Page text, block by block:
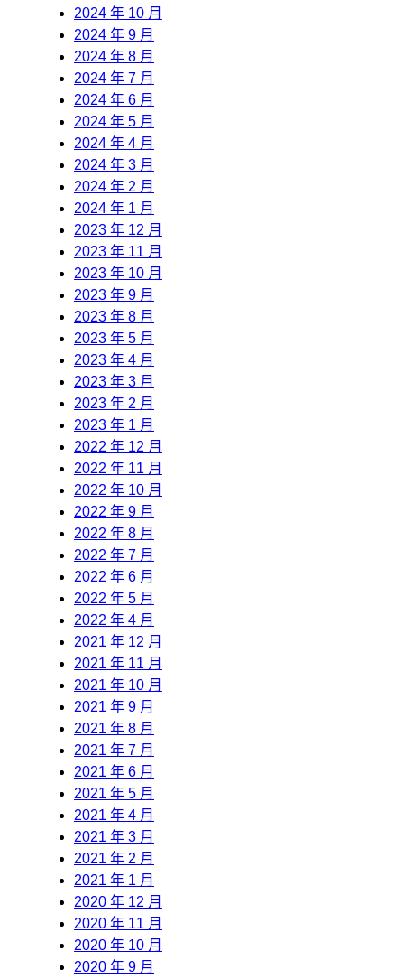
2024 年 10 月
2024 年 9 月
2024 年 8 月
2024 年 7 月
2024 年 6 月
2024 年 5 月
2024 年 4 月
2024 年 3 月
2024 年 2 月
2024 年 1 月
2023 年 12 月
2023 年 11 月
2023 年 10 月
2023 年 9 月
2023 年 8 月
2023 年 5 月
2023 年 4 月
2023 年 3 月
2023 年 2 月
2023 年 1 月
2022 年 12 月
2022 年 11 月
2022 年 10 月
2022 年 9 月
2022 年 8 月
2022 年 7 月
2022 年 6 月
2022 年 5 月
2022 年 4 月
2021 年 12 月
2021 年 11 月
2021 年 10 月
2021 年 9 月
2021 年 8 月
2021 年 7 月
2021 年 6 月
2021 年 5 月
2021 年 4 月
2021 年 3 月
2021 年 2 月
2021 年 1 月
2020 年 12 月
2020 年 11 月
2020 年 10 月
2020 年 9 月